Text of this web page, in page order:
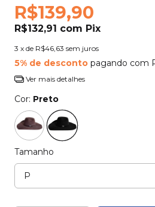
R$139,90
R$132,91 com Pix
3 x de R$46,63 sem juros
5% de desconto pagando com
Ver mais detalhes
Cor: Preto
Tamanho